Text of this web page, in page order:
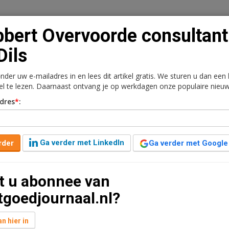
Vacaturebank Contact Abonnementen
bij Dils
& Logistics team van Dils. In deze rol richt hij
en het verder versterken van de marktpositie in
Overvoorde consultant
uw e-mailadres in en lees dit artikel gratis. We sturen u dan een
te lezen. Daarnaast ontvang je op werkdagen onze populaire
*:
Ga verder met LinkedIn Ga verder met Google
u abonnee van
hier in